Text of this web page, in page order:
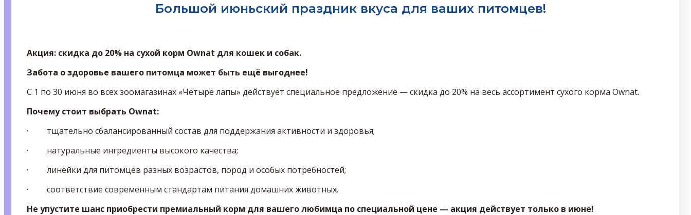
Большой июньский праздник вкуса для ваших питомцев!
Акция: скидка до 20% на сухой корм Ownat для кошек и собак.
Забота о здоровье вашего питомца может быть ещё выгоднее!
С 1 по 30 июня во всех зоомагазинах «Четыре лапы» действует специальное предложение — скидка до 20% на весь ассортимент сухого корма Ownat.
Почему стоит выбрать Ownat:
· тщательно сбалансированный состав для поддержания активности и здоровья;
· натуральные ингредиенты высокого качества;
· линейки для питомцев разных возрастов, пород и особых потребностей;
· соответствие современным стандартам питания домашних животных.
Не упустите шанс приобрести премиальный корм для вашего любимца по специальной цене — акция действует только в июне!